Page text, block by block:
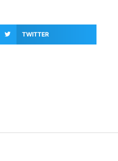
TWITTER